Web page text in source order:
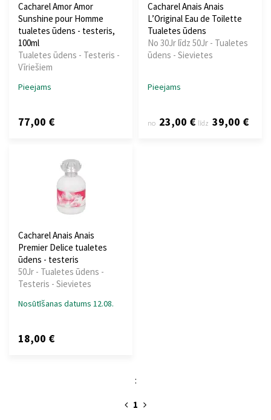
Cacharel Amor Amor
Sunshine pour Homme
tualetes ūdens - testeris,
100ml
Tualetes ūdens - Testeris -
Vīriešiem
Pieejams
77,00 €
Cacharel Anais Anais
L’Original Eau de Toilette
Tualetes ūdens
No 30Jr līdz 50Jr - Tualetes
ūdens - Sievietes
Pieejams
no 23,00 € līdz 39,00 €
Cacharel Anais Anais
Premier Delice tualetes
ūdens - testeris
50Jr - Tualetes ūdens -
Testeris - Sievietes
Nosūtīšanas datums 12.08.
18,00 €
:
1